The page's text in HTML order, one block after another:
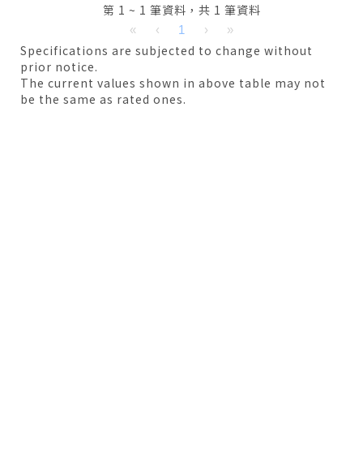
第 1 ~ 1 筆資料，共 1 筆資料
« ‹ 1 › »
Specifications are subjected to change without
prior notice.
The current values shown in above table may not
be the same as rated ones.